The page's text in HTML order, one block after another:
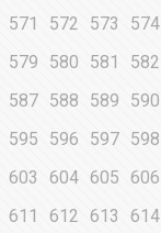
571 572 573 574
579 580 581 582
587 588 589 590
595 596 597 598
603 604 605 606
611 612 613 614